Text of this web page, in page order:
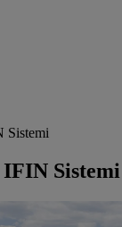
Sistemi
Sistemi